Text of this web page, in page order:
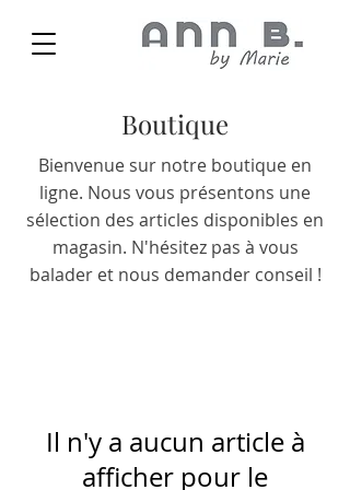
Boutique
Bienvenue sur notre boutique en
ligne. Nous vous présentons une
sélection des articles disponibles en
magasin. N'hésitez pas à vous
balader et nous demander conseil !
Il n'y a aucun article à
afficher pour le